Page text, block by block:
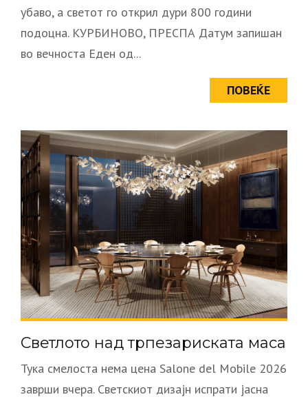
убаво, а светот го открил дури 800 години
подоцна. КУРБИНОВО, ПРЕСПА Датум запишан
во вечноста Еден од...
ПОВЕЌЕ
Светлото над трпезариската маса
Тука смелоста нема цена Salone del Mobile 2026
заврши вчера. Светскиот дизајн испрати јасна